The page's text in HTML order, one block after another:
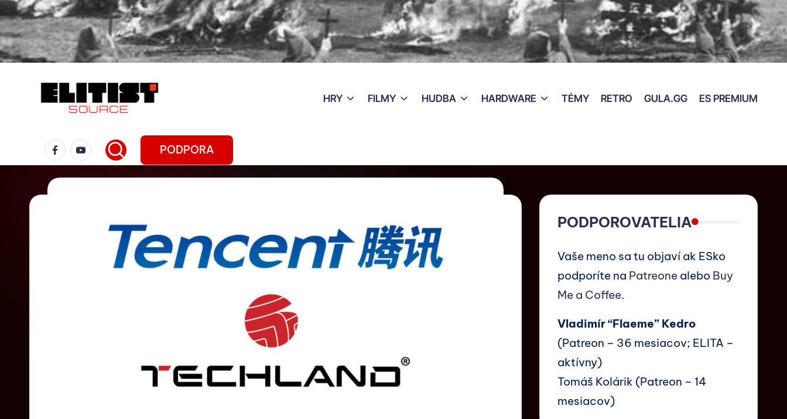
HRY FILMY HUDBA HARDWARE TÉMY RETRO GULA.GG ES PREMIUM
PODPORA
PODPOROVATELIA
Vaše meno sa tu objaví ak ESko
podporíte na Patreonealebo Buy
Me a Coffee.
Vladimír “Flaeme” Kedro
(Patreon – 36 mesiacov; ELITA –
aktívny)
Tomáš Kolárik (Patreon – 14
mesiacov)